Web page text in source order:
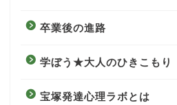
卒業後の進路
学ぼう★大人のひきこもり
宝塚発達心理ラボとは